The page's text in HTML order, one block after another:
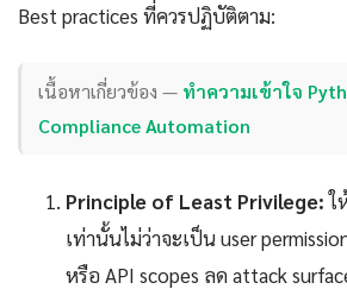
Best practices ที่ควรปฏิบัติตาม:
เนื้อหาเกี่ยวข้อง — ทำความเข้าใจ
Compliance Automation
Principle of Least Privilege:ใ
เท่านั้นไม่ว่าจะเป็น user
หรือ API scopes ลด attack